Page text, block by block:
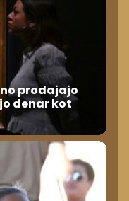
prodajajo
denar kot